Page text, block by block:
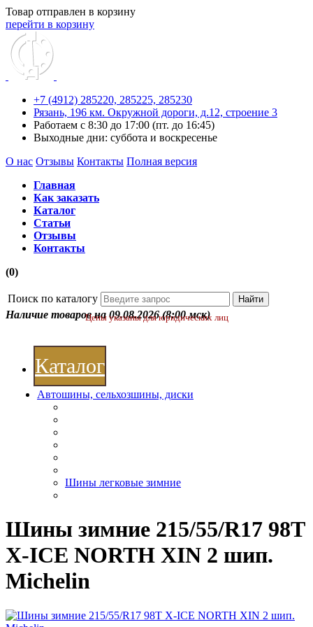
Товар отправлен в корзину
перейти в корзину
+7 (4912) 285220, 285225, 285230
Рязань, 196 км. Окружной дороги, д.12, строение 3
Работаем с 8:30 до 17:00 (пт. до 16:45)
Выходные дни: суббота и воскресенье
О нас Отзывы Контакты Полная версия
Главная
Как заказать
Каталог
Статьи
Отзывы
Контакты
(0)
Поиск по каталогу
Наличие товаров на 09.08.2026 (8:00 мск)
Цены указаны для юридических лиц
Каталог
Автошины, сельхозшины, диски
Шины легковые зимние
Шины зимние 215/55/R17 98T
X-ICE NORTH XIN 2 шип.
Michelin